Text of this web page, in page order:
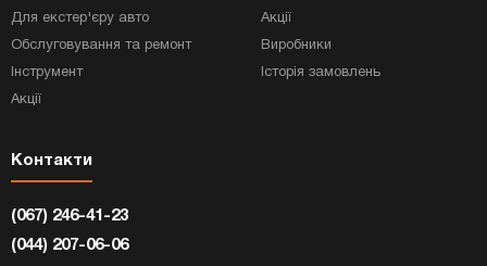
Для екстер'єру авто
Обслуговування та ремонт
Інструмент
Акції
Акції
Виробники
Історія замовлень
Контакти
(067) 246-41-23
(044) 207-06-06